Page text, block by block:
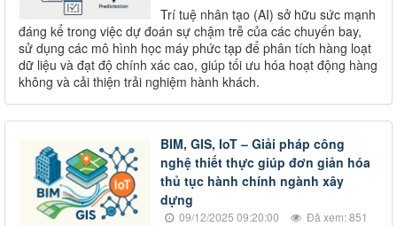
Trí tuệ nhân tạo (AI) sở hữu sức mạnh
đáng kể trong việc dự đoán sự chậm trễ của các chuyến bay,
sử dụng các mô hình học máy phức tạp để phân tích hàng loạt
dữ liệu và đạt độ chính xác cao, giúp tối ưu hóa hoạt động hàng
không và cải thiện trải nghiệm hành khách.
BIM, GIS, IoT – Giải pháp công
nghệ thiết thực giúp đơn giản hóa
thủ tục hành chính ngành xây
dựng
09/12/2025 09:20:00 Đã xem: 851